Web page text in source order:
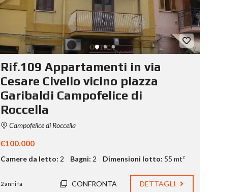
Rif.109 Appartamenti in via
Cesare Civello vicino piazza
Garibaldi Campofelice di
Roccella
Campofelice di Roccella
€100.000
Camere da letto: 2 Bagni: 2 Dimensioni lotto: 55 mt²
2 anni fa CONFRONTA DETTAGLI